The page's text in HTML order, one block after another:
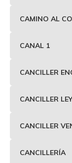
CAMINO AL
CANAL 1
CANCILLER
CANCILLER
CANCILLER
CANCILLERÍA